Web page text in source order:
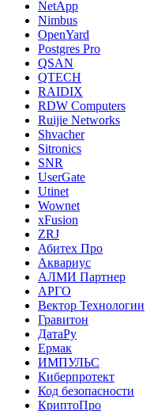
NetApp
Nimbus
OpenYard
Postgres Pro
QSAN
QTECH
RAIDIX
RDW Computers
Ruijie Networks
Shvacher
Sitronics
SNR
UserGate
Utinet
Wownet
xFusion
ZRJ
Абитех Про
Аквариус
АЛМИ Партнер
АРГО
Вектор Технологии
Гравитон
ДатаРу
Ермак
ИМПУЛЬС
Киберпротект
Код безопасности
КриптоПро